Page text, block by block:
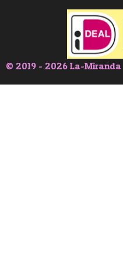
© 2019 - 2026 La-Miranda